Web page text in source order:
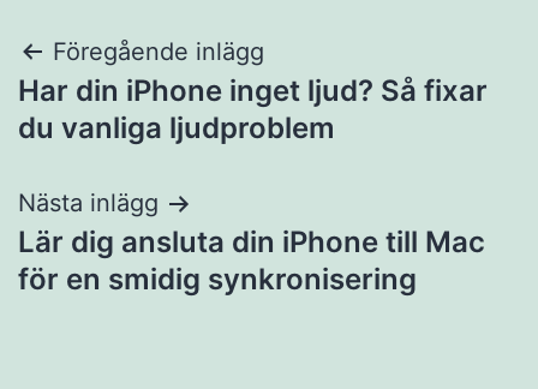
Inläggsnavigering
Föregående inlägg
Har din iPhone inget ljud? Så fixar
du vanliga ljudproblem
Nästa inlägg
Lär dig ansluta din iPhone till Mac
för en smidig synkronisering